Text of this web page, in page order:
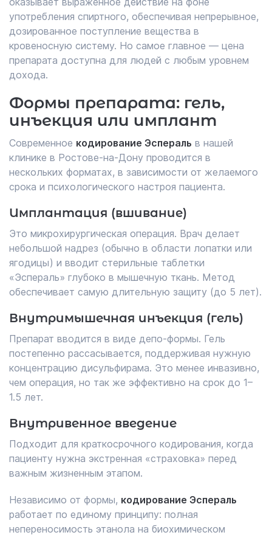
употребления спиртного, обеспечивая непрерывное,
дозированное поступление вещества в
кровеносную систему. Но самое главное ― цена
препарата доступна для людей с любым уровнем
дохода.
Формы препарата: гель,
инъекция или имплант
Современное кодирование Эспераль в нашей
клинике в Ростове-на-Дону проводится в
нескольких форматах, в зависимости от желаемого
срока и психологического настроя пациента.
Имплантация (вшивание)
Это микрохирургическая операция. Врач делает
небольшой надрез (обычно в области лопатки или
ягодицы) и вводит стерильные таблетки
«Эспераль» глубоко в мышечную ткань. Метод
обеспечивает самую длительную защиту (до 5 лет).
Внутримышечная инъекция (гель)
Препарат вводится в виде депо-формы. Гель
постепенно рассасывается, поддерживая нужную
концентрацию дисульфирама. Это менее инвазивно,
чем операция, но так же эффективно на срок до 1–
1.5 лет.
Внутривенное введение
Подходит для краткосрочного кодирования, когда
пациенту нужна экстренная «страховка» перед
важным жизненным этапом.
Независимо от формы, кодирование Эспераль
работает по единому принципу: полная
непереносимость этанола на биохимическом